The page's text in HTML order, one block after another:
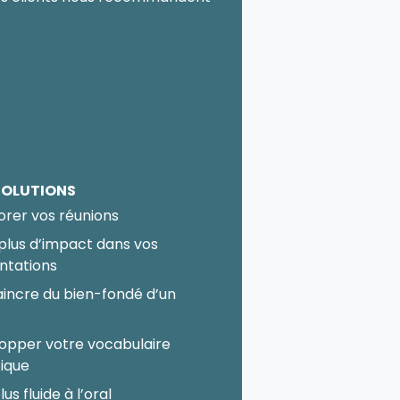
vos réunions
d’impact dans vos
du bien-fondé d’un
votre vocabulaire
fluide à l’oral